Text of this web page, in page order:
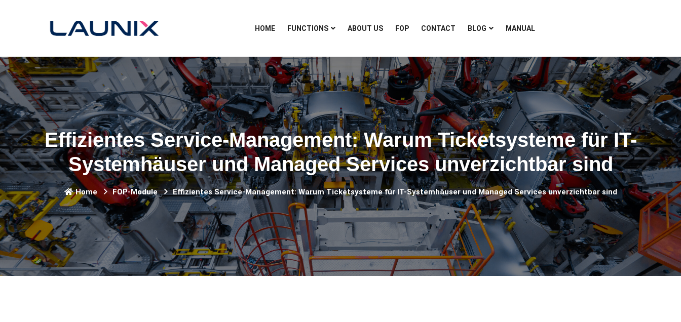
HOME FUNCTIONS ABOUT US FOP CONTACT BLOG MANUAL
Effizientes Service-Management: Warum Ticketsysteme für IT-
Systemhäuser und Managed Services unverzichtbar sind
Home FOP-Module Effizientes Service-Management: Warum Ticketsysteme für IT-Systemhäuser und Managed Services unverzichtbar sind